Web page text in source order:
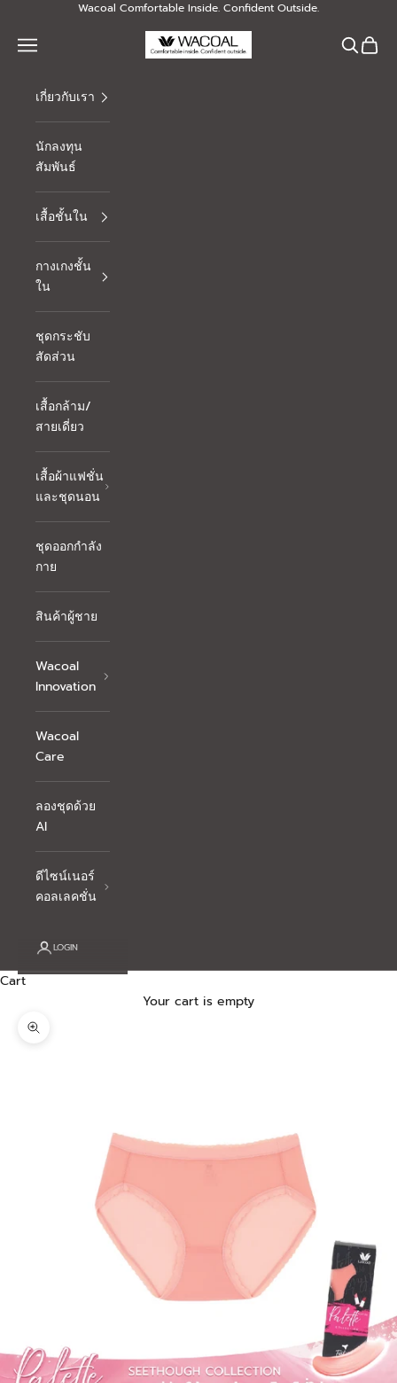
Skip to contentWacoal Comfortable Inside. Confident Outside.
Thai Wacoal Public Company Limited
Navigation menu Search
Cart
เกี่ยวกับเรา
นักลงทุน
สัมพันธ์
เสื้อชั้นใน
กางเกงชั้น
ใน
ชุดกระชับ
สัดส่วน
เสื้อกล้าม/
สายเดี่ยว
เสื้อผ้าแฟชั่น
และชุดนอน
ชุดออกกำลัง
กาย
สินค้าผู้ชาย
Wacoal
Innovation
Wacoal
Care
ลองชุดด้วย
AI
ดีไซน์เนอร์
คอลเลคชั่น
LOGIN
Cart
Your cart is empty
Zoom picture